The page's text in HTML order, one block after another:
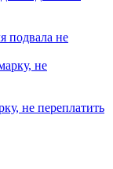
подвала не
не переплатить